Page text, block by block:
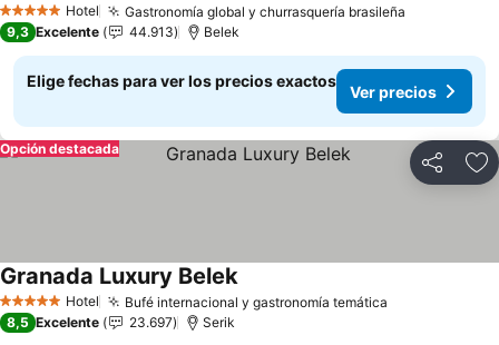
5 Estrellas Hotel Gastronomía global y churrasquería brasileña
9,3 Excelente 44.913 Belek
Elige fechas para ver los precios exactos
Ver precios
Compartir
Opción destacada
5 Estrellas Hotel Bufé internacional y gastronomía temática
Granada Luxury BelekVer precios
8,5 Excelente 23.697 Serik